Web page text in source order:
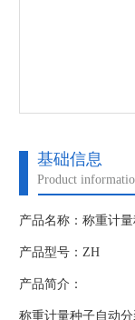
基础信息
Product
产品名称：称重计
产品型号：ZH
产品简介：
称重计量种子自动